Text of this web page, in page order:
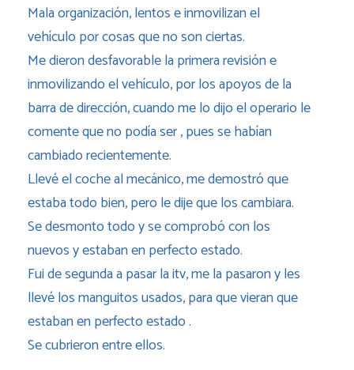
Mala organización, lentos e inmovilizan el
vehículo por cosas que no son ciertas.
Me dieron desfavorable la primera revisión e
inmovilizando el vehículo, por los apoyos de la
barra de dirección, cuando me lo dijo el operario le
comente que no podía ser , pues se habían
cambiado recientemente.
Llevé el coche al mecánico, me demostró que
estaba todo bien, pero le dije que los cambiara.
Se desmonto todo y se comprobó con los
nuevos y estaban en perfecto estado.
Fui de segunda a pasar la itv, me la pasaron y les
llevé los manguitos usados, para que vieran que
estaban en perfecto estado .
Se cubrieron entre ellos.